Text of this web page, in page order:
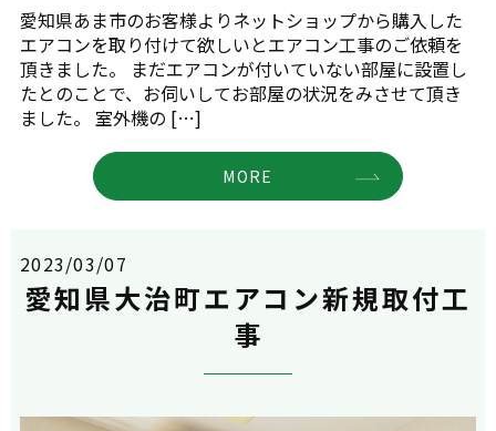
愛知県あま市のお客様よりネットショップから購入した
エアコンを取り付けて欲しいとエアコン工事のご依頼を
頂きました。 まだエアコンが付いていない部屋に設置し
たとのことで、お伺いしてお部屋の状況をみさせて頂き
ました。 室外機の […]
MORE
2023/03/07
愛知県大治町エアコン新規取付工
事